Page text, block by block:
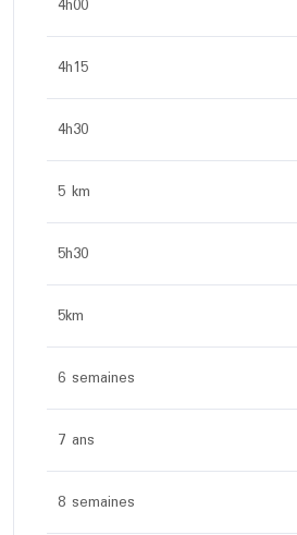
4h00
4h15
4h30
5 km
5h30
5km
6 semaines
7 ans
8 semaines